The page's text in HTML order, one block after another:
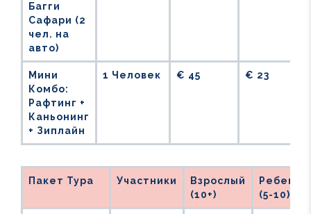
Багги
Сафари (2
чел. на
авто)
Мини
Комбо:
Рафтинг +
Каньонинг
+ Зиплайн
1 Человек € 45 € 23
Пакет Тура Участники
Взрослый
(10+)
Ребенок
(5-10)